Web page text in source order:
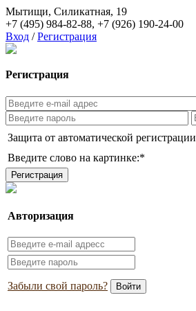
Мытищи, Силикатная, 19
+7 (495) 984-82-88, +7 (926) 190-24-00
Вход / Регистрация
Регистрация
Защита от автоматической регистрации
Введите слово на картинке:*
Авторизация
Забыли свой пароль?